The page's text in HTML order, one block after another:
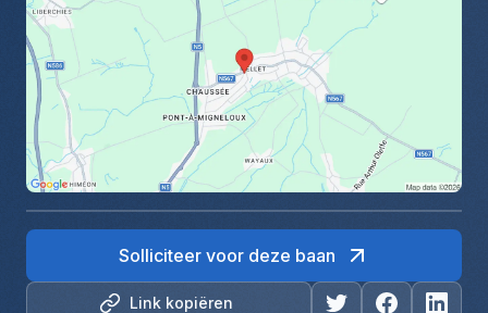
Link kopiëren
Solliciteer voor deze baan